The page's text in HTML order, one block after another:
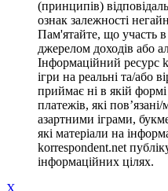
(принципів)
ознак залежності
Пам'ятайте, що участь
джерелом доходів або
Інформаційний ресурс
ігри на реальні та/або
приймає ні в якій
платежів, які
азартними іграми,
які матеріали на
korrespondent.net
інформаційних цілях.
X